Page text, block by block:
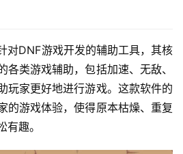
对DNF游戏开发的辅助工具，其核
各类游戏辅助，包括加速、无敌、
玩家更好地进行游戏。这款软件的
的游戏体验，使得原本枯燥、重复
趣。